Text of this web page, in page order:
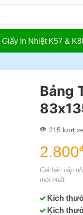
Giấy In Nhiệt K57 &
Bảng
215 lượt
2.800
Giá bán cập
mới nhất.
Kích
Kích